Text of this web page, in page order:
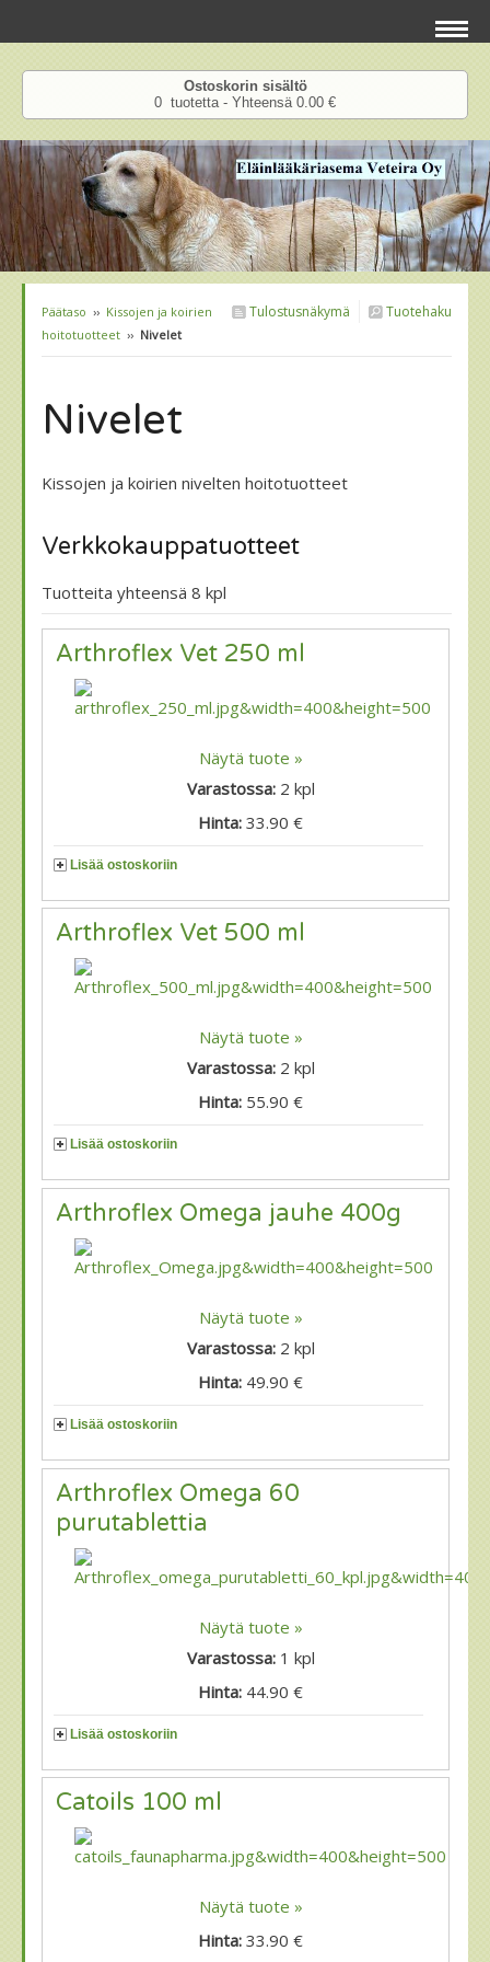
Ostoskorin sisältö
0 tuotetta - Yhteensä 0.00 €
Tuotehaku
Tulostusnäkymä
Päätaso ›› Kissojen ja koirien
hoitotuotteet ›› Nivelet
Nivelet
Kissojen ja koirien nivelten hoitotuotteet
Verkkokauppatuotteet
Tuotteita yhteensä 8 kpl
Arthroflex Vet 250 ml
Näytä tuote »
Varastossa: 2 kpl
Hinta:33.90 €
Lisää ostoskoriin
Arthroflex Vet 500 ml
Näytä tuote »
Varastossa: 2 kpl
Hinta: 55.90 €
Lisää ostoskoriin
Arthroflex Omega jauhe 400g
Näytä tuote »
Varastossa: 2 kpl
Hinta: 49.90 €
Lisää ostoskoriin
Arthroflex Omega 60
purutablettia
Näytä tuote »
Varastossa: 1 kpl
Hinta: 44.90 €
Lisää ostoskoriin
Catoils 100 ml
Näytä tuote »
Hinta:33.90 €